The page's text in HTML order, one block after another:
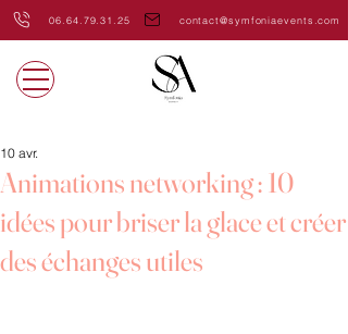
06.64.79.31.25 contact@symfoniaevents.com
Animations networking : 10
idées pour briser la glace et créer
des échanges utiles
10 avr.